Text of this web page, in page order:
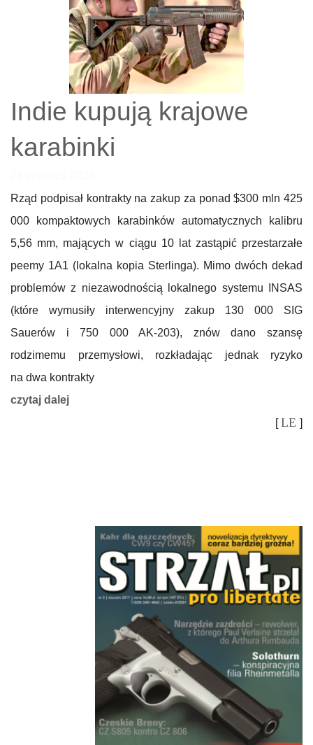
Indie kupują krajowe
karabinki
Rząd podpisał kontrakty na zakup za ponad $300 mln 425
000 kompaktowych karabinków automatycznych kalibru
5,56 mm, mających w ciągu 10 lat zastąpić przestarzałe
peemy 1A1 (lokalna kopia Sterlinga). Mimo dwóch dekad
problemów z niezawodnością lokalnego systemu INSAS
(które wymusiły interwencyjny zakup 130 000 SIG
Sauerów i 750 000 AK-203), znów dano szansę
rodzimemu przemysłowi, rozkładając jednak ryzyko
na dwa kontrakty
czytaj dalej
[LE ]